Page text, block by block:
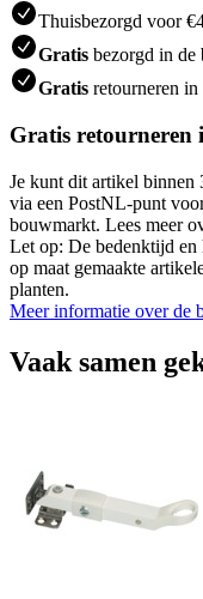
Thuisbezorgd voor
Gratis bezorgd in de
Gratis retourneren
Gratis
Je kunt dit artikel binnen
via een PostNL-punt
bouwmarkt. Lees meer
Let op: De bedenktijd en
op maat gemaakte
planten.
Meer informatie over de
Vaak samen